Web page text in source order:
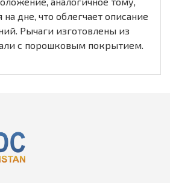
дне, что облегчает описание
Рычаги изготовлены из
с порошковым покрытием.